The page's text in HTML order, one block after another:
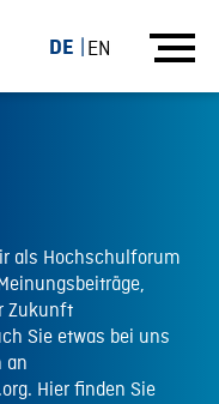
DE EN
als Hochschulforum
Zukunft
Sie etwas bei uns
an
Hier finden Sie